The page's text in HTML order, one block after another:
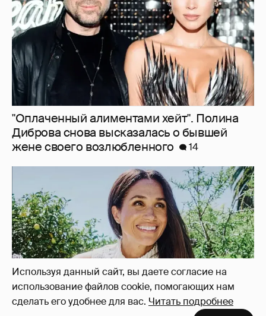
Используя данный сайт, вы даете согласие на
использование файлов cookie, помогающих нам
сделать его удобнее для вас. Читать подробнее
"Оплаченный алиментами хейт". Полина
Диброва снова высказалась о бывшей
жене своего возлюбленного
14